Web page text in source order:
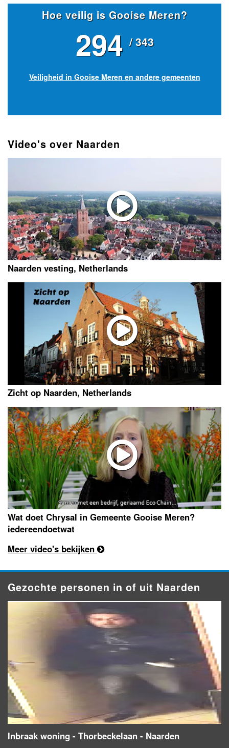
Hoe veilig is Gooise Meren?
294 / 343
Veiligheid in Gooise Meren en andere gemeenten
Video's over Naarden
Naarden vesting, Netherlands
Zicht op Naarden, Netherlands
Wat doet Chrysal in Gemeente Gooise Meren?
iedereendoetwat
Meer video's bekijken
Gezochte personen in of uit Naarden
Inbraak woning - Thorbeckelaan - Naarden